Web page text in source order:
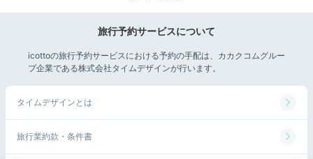
旅行予約サービスについて
icottoの旅行予約サービスにおける予約の手配は、カカクコムグルー
プ企業である株式会社タイムデザインが行います。
タイムデザインとは
旅行業約款・条件書